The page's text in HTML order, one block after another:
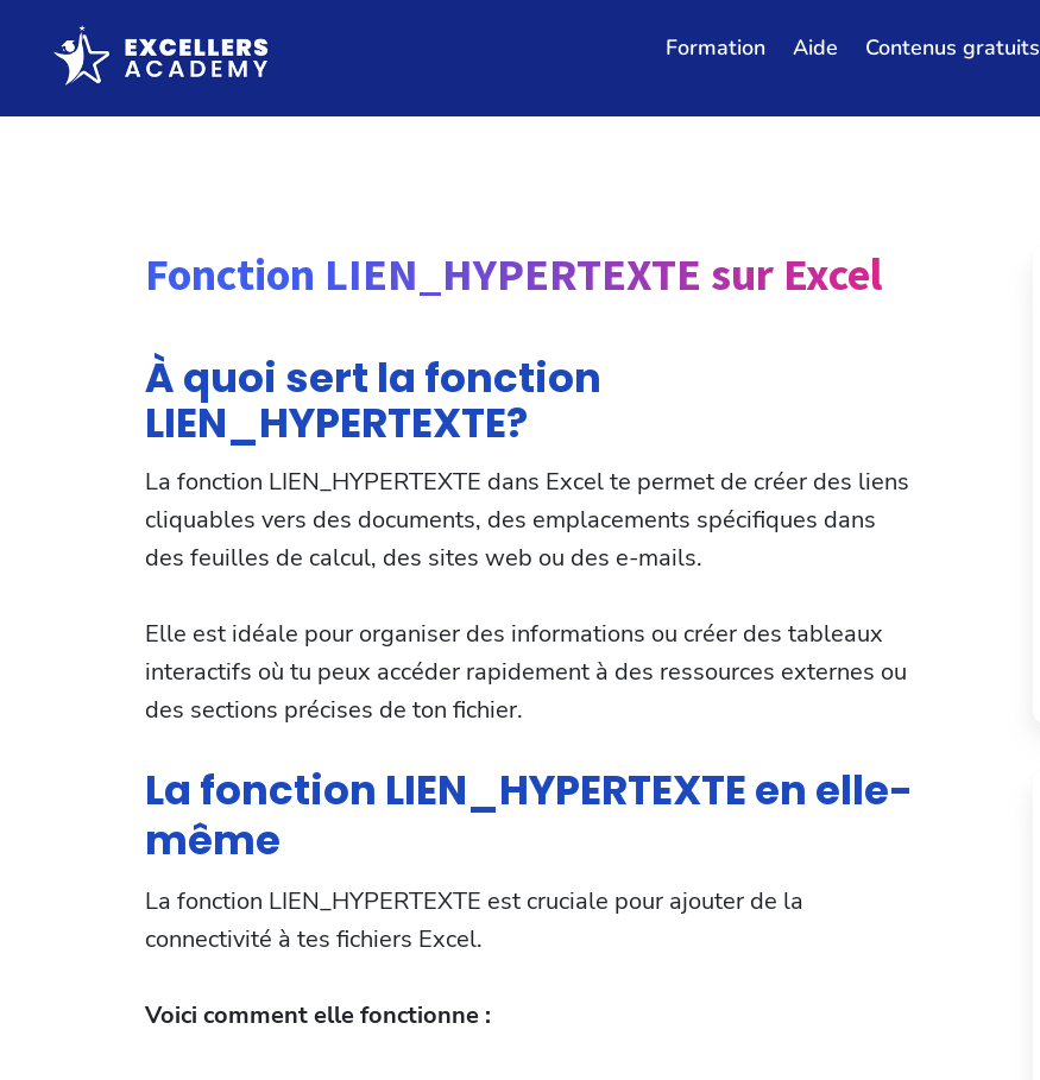
Formation Aide Contenus gratuits
Fonction LIEN_HYPERTEXTE sur Excel
À quoi sert la fonction
LIEN_HYPERTEXTE?
La fonction LIEN_HYPERTEXTE dans Excel te permet de créer des liens
cliquables vers des documents, des emplacements spécifiques dans
des feuilles de calcul, des sites web ou des e-mails.
Elle est idéale pour organiser des informations ou créer des tableaux
interactifs où tu peux accéder rapidement à des ressources externes ou
des sections précises de ton fichier.
La fonction LIEN_HYPERTEXTE en elle-
même
La fonction LIEN_HYPERTEXTE est cruciale pour ajouter de la
connectivité à tes fichiers Excel.
Voici comment elle fonctionne :